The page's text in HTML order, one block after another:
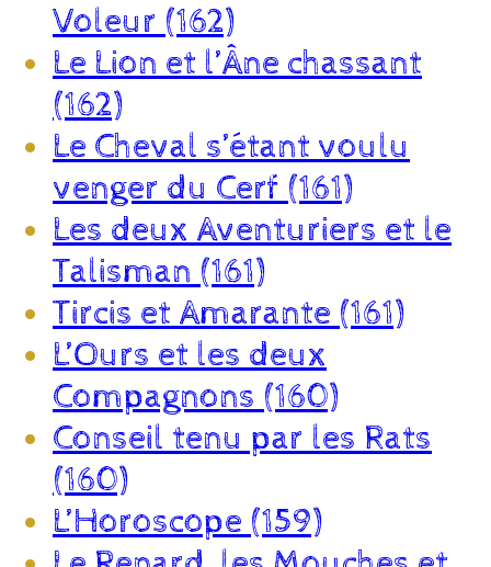
Voleur (162)
Le Lion et l’Âne chassant
(162)
Le Cheval s’étant voulu
venger du Cerf (161)
Les deux Aventuriers et le
Talisman (161)
Tircis et Amarante (161)
L’Ours et les deux
Compagnons (160)
Conseil tenu par les Rats
(160)
L’Horoscope (159)